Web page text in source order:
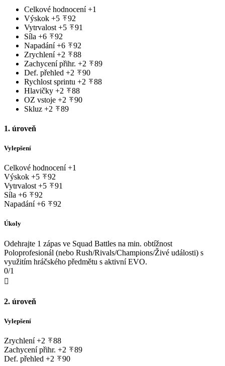
Celkové hodnocení+1
Výskok +5
92
Vytrvalost +5
91
Síla +6
92
Napadání+6
92
Zrychlení+2
88
Zachycení přihr. +2
89
Def. přehled +2
90
Rychlost sprintu +2
88
Hlavičky +2
88
OZ vstoje +2
90
Skluz +2 89
1. úroveň
Vylepšení
Celkové hodnocení+1
Výskok +5
92
Vytrvalost +5
91
Síla +6
92
Napadání+6 92
Úkoly
Odehrajte 1 zápas ve Squad Battles na min. obtížnost
Poloprofesionál (nebo Rush/Rivals/Champions/Živé události) s
využitím hráčského předmětu s aktivní EVO.
0/1

2. úroveň
Vylepšení
Zrychlení+2
88
Zachycení přihr. +2
89
Def. přehled +2 90